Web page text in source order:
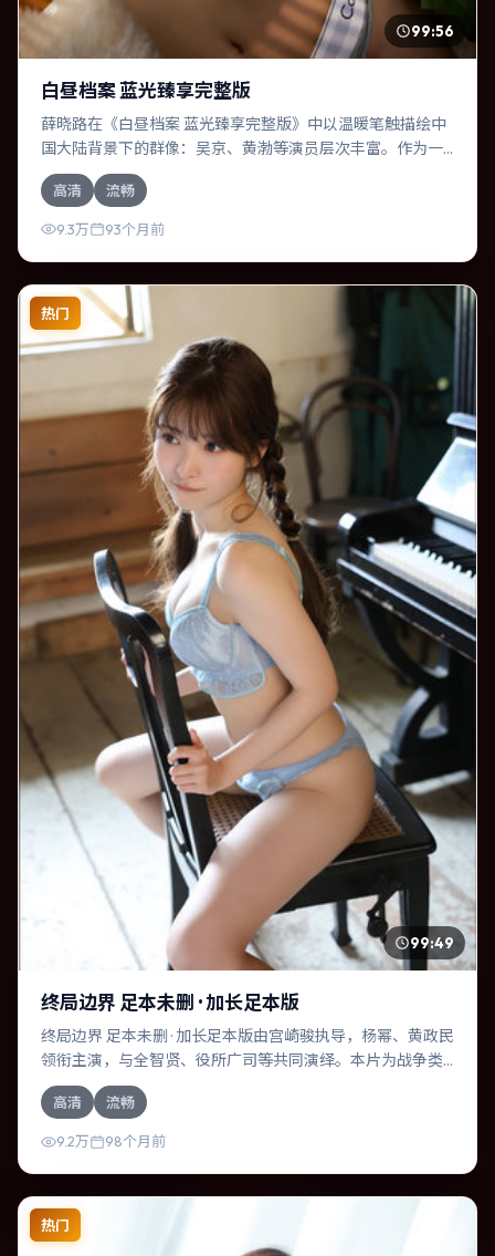
99:56
白昼档案 蓝光臻享完整版
薛晓路在《白昼档案 蓝光臻享完整版》中以温暖笔触描绘中
国大陆背景下的群像：吴京、黄渤等演员层次丰富。作为一
部科幻作品，故事从日常裂缝切入，逐步推向不可逆转的结
局；视听语言统一，情感落点克制有力。
高清 流畅
9.3万 93个月前
热门
99:49
终局边界 足本未删 · 加长足本版
终局边界 足本未删 · 加长足本版由宫崎骏执导，杨幂、黄政民
领衔主演，与全智贤、役所广司等共同演绎。本片为战争类
型，主要班底与取景来自中国大陆。人工智能介入司法审
判，人性边界遭遇拷问。影片整体气质浓烈，节奏紧凑，人
物动机清晰，适合喜欢强情节与细腻表演的观众。
高清 流畅
9.2万 98个月前
热门